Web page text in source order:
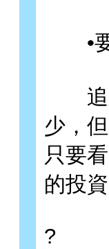
•要
追蹤
少，
只要
的投
?